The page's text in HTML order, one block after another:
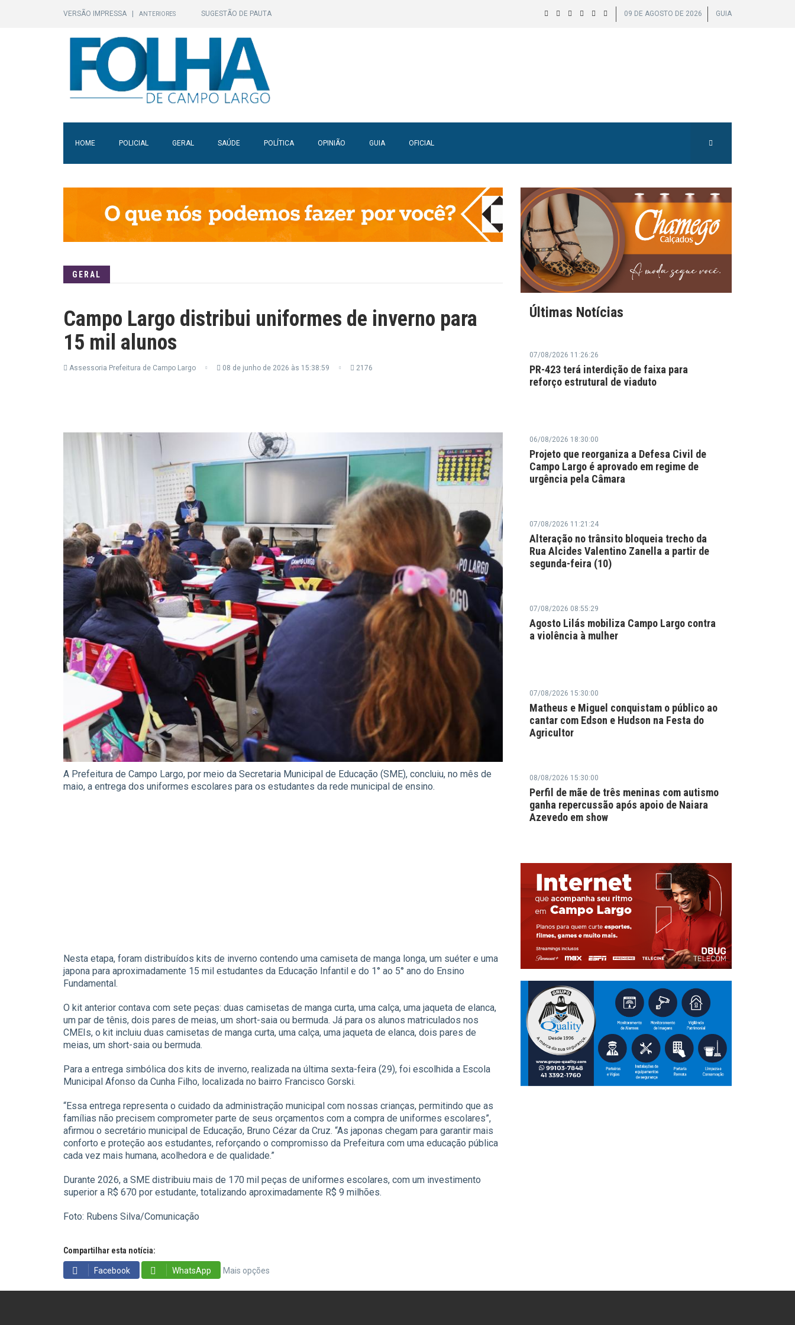
VERSÃO IMPRESSA ANTERIORES SUGESTÃO DE PAUTA 09 DE AGOSTO DE 2026 GUIA
HOME POLICIAL GERAL SAÚDE POLÍTICA OPINIÃO GUIA OFICIAL
GERAL
Campo Largo distribui uniformes de inverno para
15 mil alunos
Assessoria Prefeitura de Campo Largo 08 de junho de 2026 às 15:38:59 2176
A Prefeitura de Campo Largo, por meio da Secretaria Municipal de Educação (SME), concluiu, no mês de
maio, a entrega dos uniformes escolares para os estudantes da rede municipal de ensino.
Nesta etapa, foram distribuídos kits de inverno contendo uma camiseta de manga longa, um suéter e uma
japona para aproximadamente 15 mil estudantes da Educação Infantil e do 1° ao 5° ano do Ensino
Fundamental.
O kit anterior contava com sete peças: duas camisetas de manga curta, uma calça, uma jaqueta de elanca,
um par de tênis, dois pares de meias, um short-saia ou bermuda. Já para os alunos matriculados nos
CMEIs, o kit incluiu duas camisetas de manga curta, uma calça, uma jaqueta de elanca, dois pares de
meias, um short-saia ou bermuda.
Para a entrega simbólica dos kits de inverno, realizada na última sexta-feira (29), foi escolhida a Escola
Municipal Afonso da Cunha Filho, localizada no bairro Francisco Gorski.
“Essa entrega representa o cuidado da administração municipal com nossas crianças, permitindo que as
famílias não precisem comprometer parte de seus orçamentos com a compra de uniformes escolares”,
afirmou o secretário municipal de Educação, Bruno Cézar da Cruz. “As japonas chegam para garantir mais
conforto e proteção aos estudantes, reforçando o compromisso da Prefeitura com uma educação pública
cada vez mais humana, acolhedora e de qualidade.”
Durante 2026, a SME distribuiu mais de 170 mil peças de uniformes escolares, com um investimento
superior a R$ 670 por estudante, totalizando aproximadamente R$ 9 milhões.
Foto: Rubens Silva/Comunicação
Compartilhar esta notícia:
Facebook WhatsApp Mais opções
Últimas Notícias
07/08/2026 11:26:26
PR-423 terá interdição de faixa para
reforço estrutural de viaduto
06/08/2026 18:30:00
Projeto que reorganiza a Defesa Civil de
Campo Largo é aprovado em regime de
urgência pela Câmara
07/08/2026 11:21:24
Alteração no trânsito bloqueia trecho da
Rua Alcides Valentino Zanella a partir de
segunda-feira (10)
07/08/2026 08:55:29
Agosto Lilás mobiliza Campo Largo contra
a violência à mulher
07/08/2026 15:30:00
Matheus e Miguel conquistam o público ao
cantar com Edson e Hudson na Festa do
Agricultor
08/08/2026 15:30:00
Perfil de mãe de três meninas com autismo
ganha repercussão após apoio de Naiara
Azevedo em show